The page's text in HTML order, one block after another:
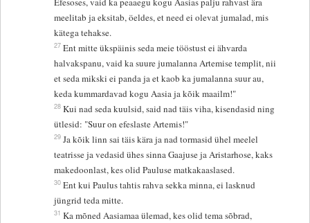
meelitab ja eksitab, öeldes, et need ei olevat jumalad, mis
kätega tehakse.
27 Ent mitte ükspäinis seda meie tööstust ei ähvarda
halvakspanu, vaid ka suure jumalanna Artemise templit, nii
et seda mikski ei panda ja et kaob ka jumalanna suur au,
keda kummardavad kogu Aasia ja kõik maailm!"
28 Kui nad seda kuulsid, said nad täis viha, kisendasid ning
ütlesid: "Suur on efeslaste Artemis!"
29 Ja kõik linn sai täis kära ja nad tormasid ühel meelel
teatrisse ja vedasid ühes sinna Gaajuse ja Aristarhose, kaks
makedoonlast, kes olid Pauluse matkakaaslased.
30 Ent kui Paulus tahtis rahva sekka minna, ei lasknud
jüngrid teda mitte.
31 Ka mõned Aasiamaa ülemad, kes olid tema sõbrad,